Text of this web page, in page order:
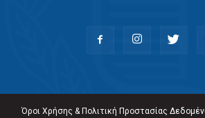
Όροι Χρήσης & Πολιτική Προστασίας